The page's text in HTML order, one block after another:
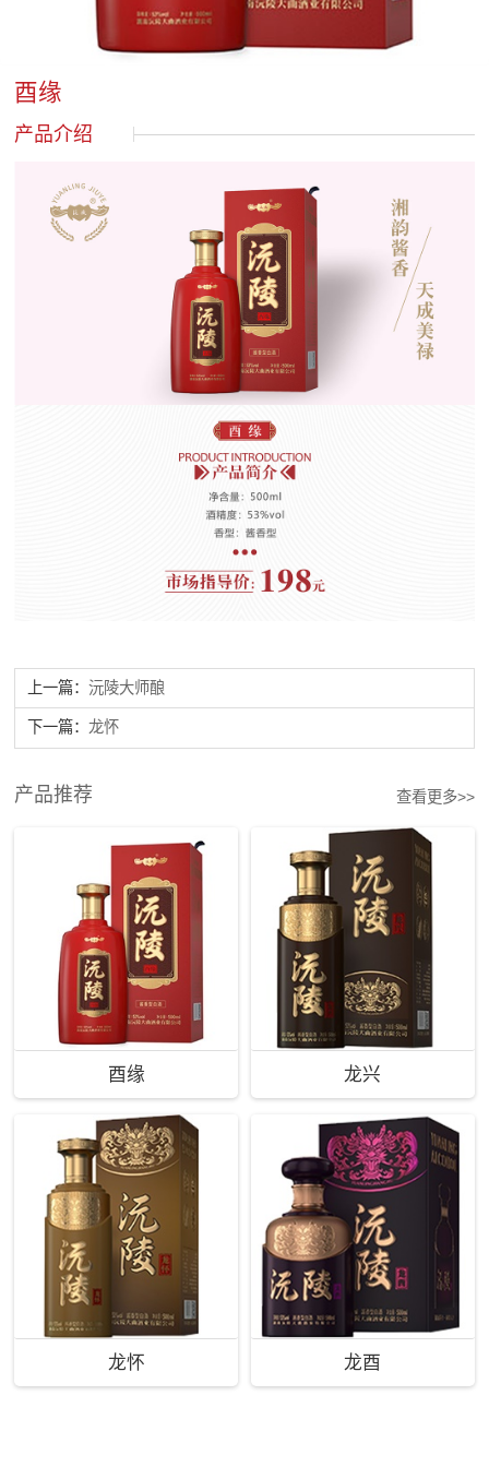
酉缘
产品介绍
上一篇：沅陵大师酿
下一篇：龙怀
查看更多>>
产品推荐
酉缘 龙兴
龙怀 龙酉